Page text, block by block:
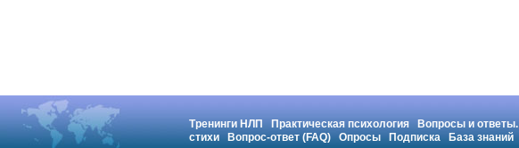
Тренинги НЛП Практическая психология Вопросы и ответы.
стихи
Вопрос-ответ (FAQ) Опросы Подписка База знаний